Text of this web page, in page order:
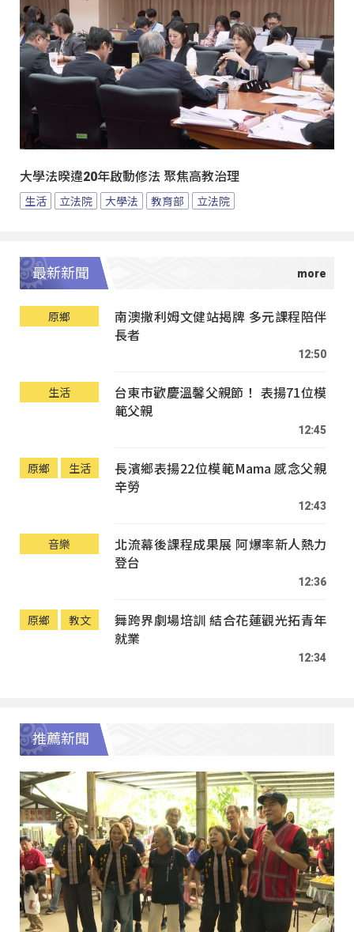
大學法暌違20年啟動修法 聚焦高教治理
生活 立法院 大學法 教育部 立法院
最新新聞
原鄉
南澳撒利姆文健站揭牌 多元課程陪伴
長者
12:50
生活
台東市歡慶溫馨父親節！ 表揚71位模
範父親
12:45
原鄉 生活
長濱鄉表揚22位模範Mama 感念父親
辛勞
12:43
音樂
北流幕後課程成果展 阿爆率新人熱力
登台
12:36
原鄉 教文
舞跨界劇場培訓 結合花蓮觀光拓青年
就業
12:34
推薦新聞